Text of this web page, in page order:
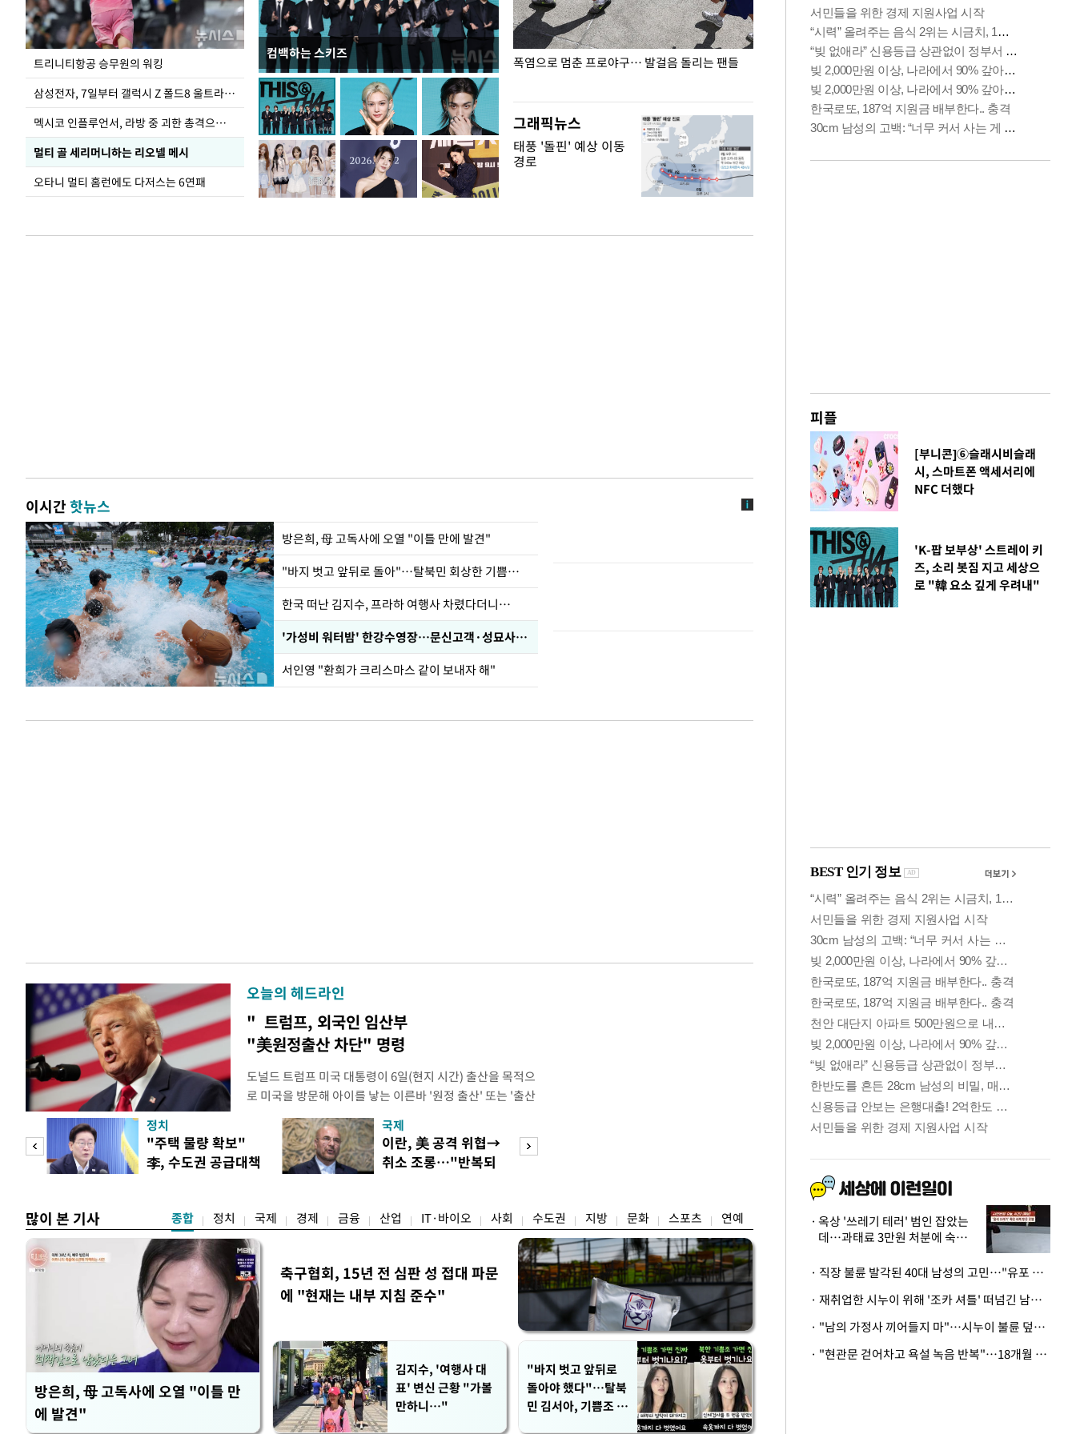
트리니티항공 승무원의 워킹
삼성전자, 7일부터 갤럭시 Z 폴드8 울트라·폴드8·플립8 출시
멕시코 인플루언서, 라방 중 괴한 총격으로 사망
멀티 골 세리머니하는 리오넬 메시
오타니 멀티 홈런에도 다저스는 6연패
컴백하는 스키즈
입추 하루 앞둔 전남광주… 열화상 카메라에 담긴
폭염
폭염으로 멈춘 프로야구… 발걸음 돌리는 팬들
이 대통령, '청년 대책 속도 높여야…폭염 문제도 입추 코앞인데
그래픽뉴스
태풍 '돌핀' 예상 이동
경로
이시간핫뉴스
방은희, 母 고독사에 오열 "이틀 만에 발견"
"바지 벗고 앞뒤로 돌아"…탈북민 회상한 기쁨조 검사
한국 떠난 김지수, 프라하 여행사 차렸다더니…
'가성비 워터밤' 한강수영장…문신고객·성묘사음원 민원
서인영 "환희가 크리스마스 같이 보내자 해"
오늘의 헤드라인
" 트럼프, 외국인 임산부
"美원정출산 차단" 명령
도널드 트럼프 미국 대통령이 6일(현지 시간) 출산을 목적으
로 미국을 방문해 아이를 낳는 이른바 '원정 출산' 또는 '출산
관광'을 금지하라고 지시했다. 트럼프 대통령은 이날 백악관
집무실에서 이 같은 내용을 포함해 출생시민권을 제한하기
위한 두가지 행정명령에 서명했다. 행정명령은 ▲미국 영토
내에서 출산할 목적으로 외국인이 비이민 비자를 통해
정치
"주택 물량 확보"
李, 수도권 공급대책
국제
이란, 美 공격 위협→
취소 조롱…"반복되
금융
까…韓증권사·글로
벌IB 엇갈린 전망
많이 본 기사 종합 정치 국제 경제 금융 산업 IT·바이오 사회 수도권 지방 문화 스포츠 연예
방은희, 母 고독사에 오열 "이틀 만
에 발견"
축구협회, 15년 전 심판 성 접대 파문
에 "현재는 내부 지침 준수"
김지수, '여행사 대
표' 변신 근황 "가볼
만하니…"
"바지 벗고 앞뒤로
돌아야 했다"…탈북
민 김서아, 기쁨조 검
피플
[부니콘]⑥슬래시비슬래
시, 스마트폰 액세서리에
NFC 더했다
'K-팝 보부상' 스트레이 키
즈, 소리 봇짐 지고 세상으
로 "韓 요소 깊게 우려내"
옥상 '쓰레기 테러' 범인 잡았는
데…과태료 3만원 처분에 숙박업
· 직장 불륜 발각된 40대 남성의 고민…"유포 동료 명예훼손·협박죄 고소 가능할까"
· 재취업한 시누이 위해 '조카 셔틀' 떠넘긴 남편…아내 "난 못한다"
· "남의 가정사 끼어들지 마"…시누이 불륜 덮으려는 남편에 억울한 아내
· "현관문 걷어차고 욕설 녹음 반복"…18개월 아기 키우는 집 뒤흔든 '앞집의 비극'